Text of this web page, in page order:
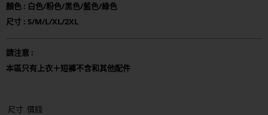
顏色 : 白色/粉色/黑色/藍色/綠色
尺寸 : S/M/L/XL/2XL
請注意 :
本區只有上衣＋短褲不含和其他配件
尺寸 價錢